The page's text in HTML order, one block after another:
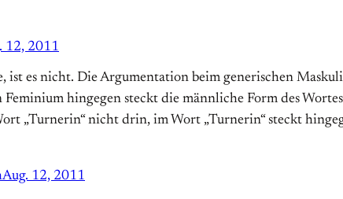
12, 2011
ist es nicht. Die Argumentation beim generischen
Feminium hingegen steckt die männliche Form des
„Turnerin“ nicht drin, im Wort „Turnerin“ steckt
Aug. 12, 2011